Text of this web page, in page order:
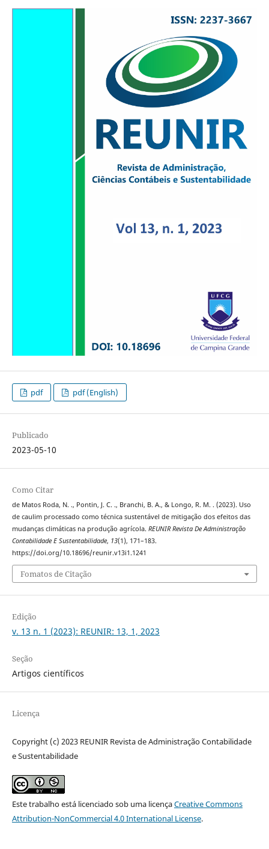
pdf pdf (English)
Publicado
2023-05-10
Como Citar
de Matos Roda, N. ., Pontin, J. C. ., Branchi, B. A., & Longo, R. M. . (2023). Uso
de caulim processado como técnica sustentável de mitigação dos efeitos das
mudanças climáticas na produção agrícola. REUNIR Revista De Administração
Contabilidade E Sustentabilidade, 13(1), 171–183.
https://doi.org/10.18696/reunir.v13i1.1241
Fomatos de Citação
Edição
v. 13 n. 1 (2023): REUNIR: 13, 1, 2023
Seção
Artigos científicos
Licença
Copyright (c) 2023 REUNIR Revista de Administração Contabilidade
e Sustentabilidade
Este trabalho está licenciado sob uma licençaCreative Commons
Attribution-NonCommercial 4.0 International License.